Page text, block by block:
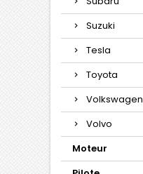
Suzuki
Tesla
Toyota
Volkswagen
Volvo
Moteur